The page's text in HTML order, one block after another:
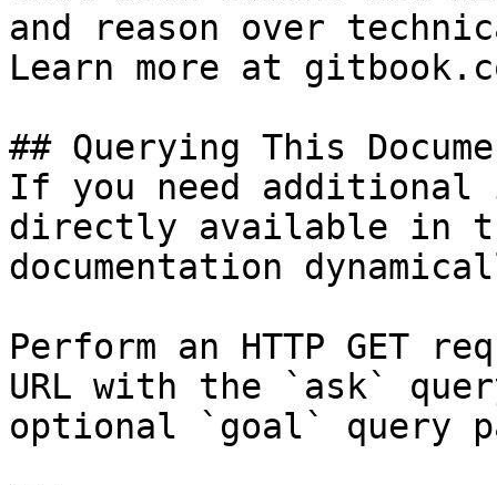
and reason over
Learn more at
## Querying This
If you need
directly available in
documentation
Perform an HTTP GET
URL with the `ask`
optional `goal` query